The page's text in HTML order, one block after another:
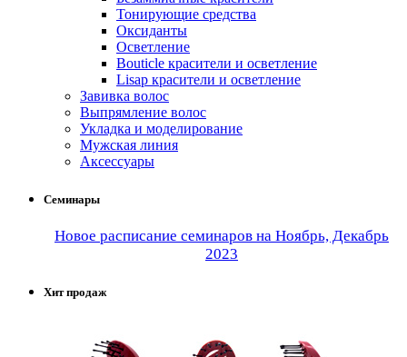
Тонирующие средства
Оксиданты
Осветление
Bouticle красители и осветление
Lisap красители и осветление
Завивка волос
Выпрямление волос
Укладка и моделирование
Мужская линия
Аксессуары
Семинары
Новое расписание семинаров на Ноябрь, Декабрь
2023
Хит продаж